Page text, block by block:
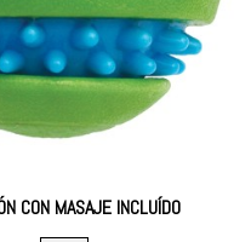
CON MASAJE INCLUÍDO